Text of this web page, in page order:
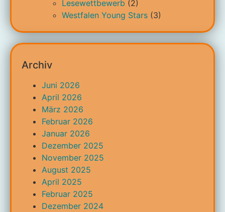
Lesewettbewerb (2)
Westfalen Young Stars (3)
Archiv
Juni 2026
April 2026
März 2026
Februar 2026
Januar 2026
Dezember 2025
November 2025
August 2025
April 2025
Februar 2025
Dezember 2024